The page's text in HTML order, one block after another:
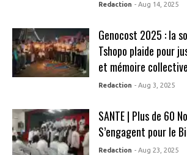
Redaction - Aug 14, 2025
Genocost 2025 : la
Tshopo plaide pour
et mémoire collective
Redaction - Aug 3, 2025
SANTE | Plus de 60
S’engagent pour le
Redaction - Aug 23, 2025